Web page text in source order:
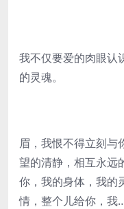
我不仅要爱的肉眼认
的灵魂。
眉，我恨不得立刻与
望的清静，相互永远
你，我的身体，我的
情，整个儿给你，